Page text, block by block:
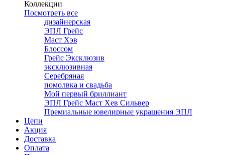
Коллекции
Посмотреть все
дизайнерская
ЭПЛ Грейс
Маст Хэв
Блоссом
Грейс Эксклюзив
эксклюзивная
Серебряная
помолвка и свадьба
Мой первый бриллиант
ЭПЛ Грейс Маст Хев Сильвер
Премиальные ювелирные украшения ЭПЛ
Цепи
Акция
Доставка
Оплата